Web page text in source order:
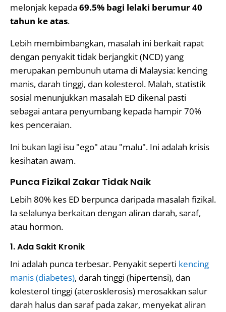
melonjak kepada 69.5% bagi lelaki berumur 40
tahun ke atas.
Lebih membimbangkan, masalah ini berkait rapat
dengan penyakit tidak berjangkit (NCD) yang
merupakan pembunuh utama di Malaysia: kencing
manis, darah tinggi, dan kolesterol. Malah, statistik
sosial menunjukkan masalah ED dikenal pasti
sebagai antara penyumbang kepada hampir 70%
kes penceraian.
Ini bukan lagi isu "ego" atau "malu". Ini adalah krisis
kesihatan awam.
Punca Fizikal Zakar Tidak Naik
Lebih 80% kes ED berpunca daripada masalah fizikal.
Ia selalunya berkaitan dengan aliran darah, saraf,
atau hormon.
1. Ada Sakit Kronik
Ini adalah punca terbesar. Penyakit seperti kencing
manis (diabetes), darah tinggi (hipertensi), dan
kolesterol tinggi (aterosklerosis) merosakkan salur
darah halus dan saraf pada zakar, menyekat aliran